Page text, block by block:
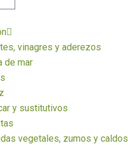
vinagres y aderezos
de mar
y sustitutivos
vegetales, zumos y caldos